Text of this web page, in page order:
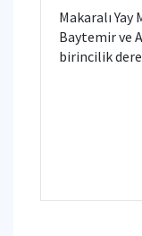
Makaralı
Baytemir ve
birincilik
birincilik
bir gurur